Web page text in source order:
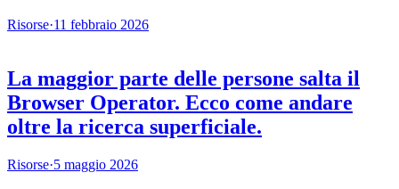
Risorse·11 febbraio 2026
La maggior parte delle persone salta il
Browser Operator. Ecco come andare
oltre la ricerca superficiale.
Risorse·5 maggio 2026